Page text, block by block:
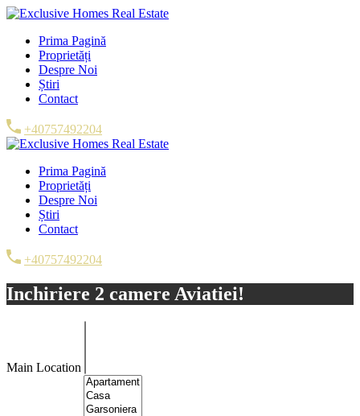
Prima Pagină
Proprietăți
Despre Noi
Știri
Contact
+40757492204
Prima Pagină
Proprietăți
Despre Noi
Știri
Contact
+40757492204
Inchiriere 2 camere Aviatiei!
Main Location